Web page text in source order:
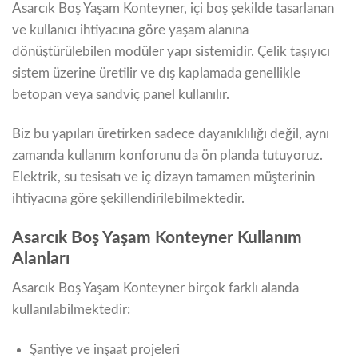
Asarcık Boş Yaşam Konteyner, içi boş şekilde tasarlanan
ve kullanıcı ihtiyacına göre yaşam alanına
dönüştürülebilen modüler yapı sistemidir. Çelik taşıyıcı
sistem üzerine üretilir ve dış kaplamada genellikle
betopan veya sandviç panel kullanılır.
Biz bu yapıları üretirken sadece dayanıklılığı değil, aynı
zamanda kullanım konforunu da ön planda tutuyoruz.
Elektrik, su tesisatı ve iç dizayn tamamen müşterinin
ihtiyacına göre şekillendirilebilmektedir.
Asarcık Boş Yaşam Konteyner Kullanım
Alanları
Asarcık Boş Yaşam Konteyner birçok farklı alanda
kullanılabilmektedir:
Şantiye ve inşaat projeleri